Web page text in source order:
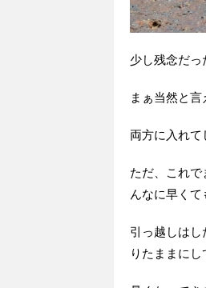
少し残念だっ
まぁ当然と言
両方に入れて
ただ、これ
んなに早くて
引っ越しは
りたままに